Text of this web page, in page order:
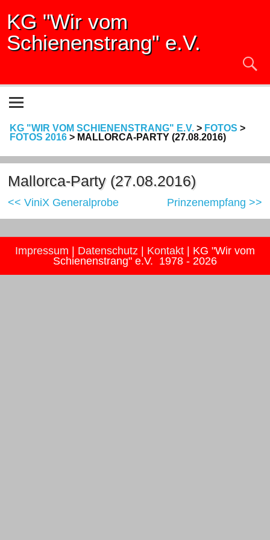
KG "Wir vom
Schienenstrang" e.V.
KG "WIR VOM SCHIENENSTRANG" E.V.> FOTOS >
FOTOS 2016> MALLORCA-PARTY (27.08.2016)
Mallorca-Party (27.08.2016)
<< ViniX Generalprobe Prinzenempfang >>
Impressum | Datenschutz | Kontakt | KG "Wir vom
Schienenstrang" e.V. 1978 - 2026